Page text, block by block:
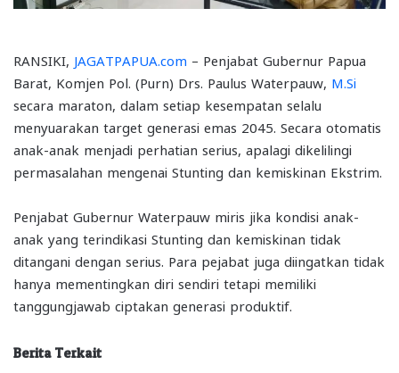
RANSIKI, JAGATPAPUA.com – Penjabat Gubernur Papua
Barat, Komjen Pol. (Purn) Drs. Paulus Waterpauw, M.Si
secara maraton, dalam setiap kesempatan selalu
menyuarakan target generasi emas 2045. Secara otomatis
anak-anak menjadi perhatian serius, apalagi dikelilingi
permasalahan mengenai Stunting dan kemiskinan Ekstrim.
Penjabat Gubernur Waterpauw miris jika kondisi anak-
anak yang terindikasi Stunting dan kemiskinan tidak
ditangani dengan serius. Para pejabat juga diingatkan tidak
hanya mementingkan diri sendiri tetapi memiliki
tanggungjawab ciptakan generasi produktif.
Berita Terkait